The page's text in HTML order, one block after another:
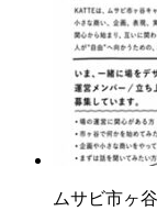
ムサビ市ヶ